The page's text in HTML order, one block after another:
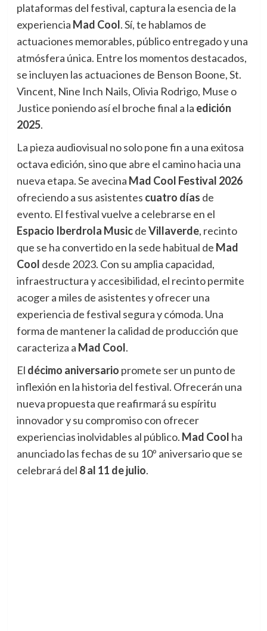
plataformas del festival, captura la esencia de la
experiencia Mad Cool. Sí, te hablamos de
actuaciones memorables, público entregado y una
atmósfera única. Entre los momentos destacados,
se incluyen las actuaciones de Benson Boone, St.
Vincent, Nine Inch Nails, Olivia Rodrigo, Muse o
Justice poniendo así el broche final a la edición
2025.
La pieza audiovisual no solo pone fin a una exitosa
octava edición, sino que abre el camino hacia una
nueva etapa. Se avecina Mad Cool Festival 2026
ofreciendo a sus asistentes cuatro días de
evento. El festival vuelve a celebrarse en el
Espacio Iberdrola MusicdeVillaverde, recinto
que se ha convertido en la sede habitual de Mad
Cool desde 2023. Con su amplia capacidad,
infraestructura y accesibilidad, el recinto permite
acoger a miles de asistentes y ofrecer una
experiencia de festival segura y cómoda. Una
forma de mantener la calidad de producción que
caracteriza a Mad Cool.
El décimo aniversario promete ser un punto de
inflexión en la historia del festival. Ofrecerán una
nueva propuesta que reafirmará su espíritu
innovador y su compromiso con ofrecer
experiencias inolvidables al público. Mad Cool ha
anunciado las fechas de su 10º aniversario que se
celebrará del 8 al 11 de julio.